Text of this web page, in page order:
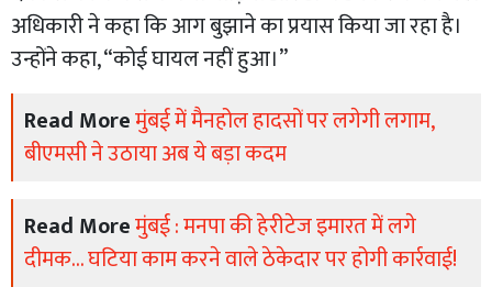
अधिकारी ने कहा कि आग बुझाने का प्रयास किया जा रहा है।
उन्होंने कहा, “कोई घायल नहीं हुआ।”
Read Moreमुंबई में मैनहोल हादसों पर लगेगी लगाम,
बीएमसी ने उठाया अब ये बड़ा कदम
Read Moreमुंबई : मनपा की हेरीटेज इमारत में लगे
दीमक... घटिया काम करने वाले ठेकेदार पर होगी कार्रवाई!